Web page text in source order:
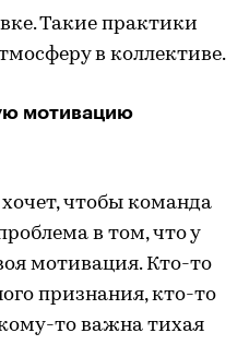
Такие практики
в коллективе.
мотивацию
чтобы команда
в том, что у
мотивация. Кто-то
признания, кто-то
то важна тихая